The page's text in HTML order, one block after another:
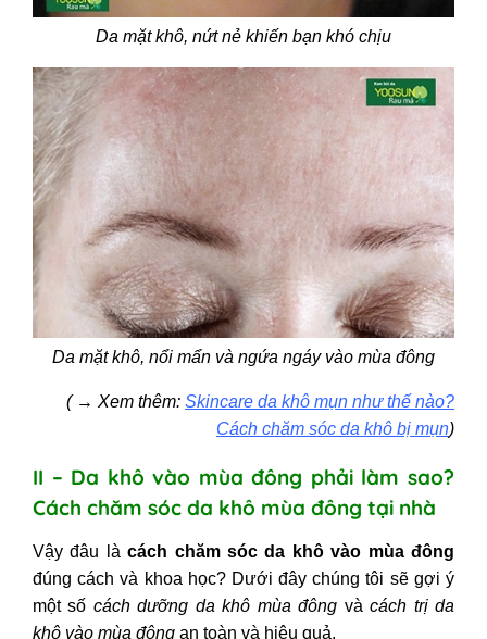
Da mặt khô, nứt nẻ khiến bạn khó chịu
Da mặt khô, nổi mẩn và ngứa ngáy vào mùa đông
( → Xem thêm: Skincare da khô mụn như thế nào?
Cách chăm sóc da khô bị mụn)
II – Da khô vào mùa đông phải làm sao?
Cách chăm sóc da khô mùa đông tại nhà
Vậy đâu làcách chăm sóc da khô vào mùa đông
đúng cách và khoa học? Dưới đây chúng tôi sẽ gợi ý
một số cách dưỡng da khô mùa đông vàcách trị da
khô vào mùa đông an toàn và hiệu quả.